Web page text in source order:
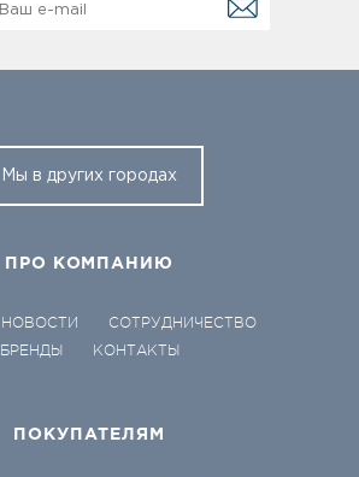
Мы в других городах
ПРО КОМПАНИЮ
НОВОСТИ
СОТРУДНИЧЕСТВО
БРЕНДЫ
КОНТАКТЫ
ПОКУПАТЕЛЯМ